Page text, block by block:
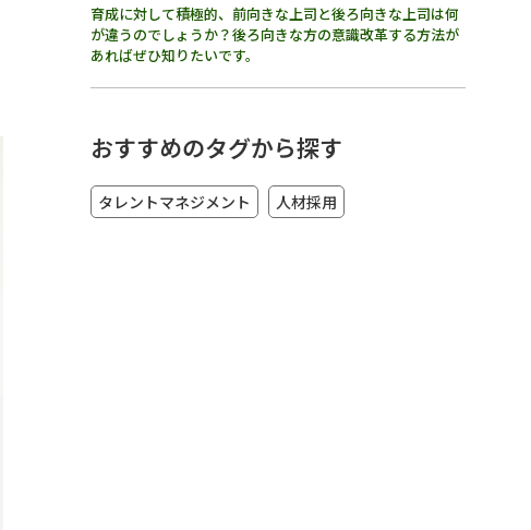
育成に対して積極的、前向きな上司と後ろ向きな上司は何
が違うのでしょうか？後ろ向きな方の意識改革する方法が
あればぜひ知りたいです。
おすすめのタグから探す
タレントマネジメント 人材採用